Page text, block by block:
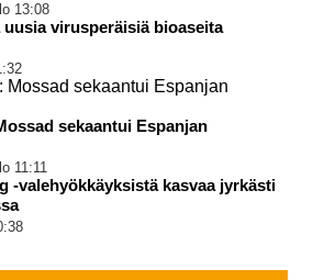
13:08
virusperäisiä bioaseita
sekaantui Espanjan
11:11
-valehyökkäyksistä kasvaa jyrkästi